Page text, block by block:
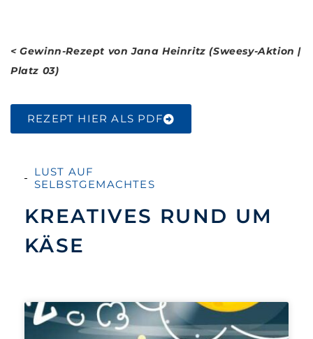
< Gewinn-Rezept vonJana Heinritz (Sweesy-Aktion |
Platz 03)
REZEPT HIER ALS PDF
LUST AUF
SELBSTGEMACHTES
KREATIVES RUND UM
KÄSE